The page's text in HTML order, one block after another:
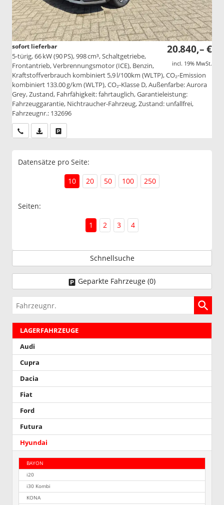
20.840,– €
incl. 19% MwSt.
sofort lieferbar
5-türig, 66 kW (90 PS), 998 cm³, Schaltgetriebe,
Frontantrieb, Verbrennungsmotor (ICE), Benzin,
Kraftstoffverbrauch kombiniert 5,9 l/100km (WLTP), CO₂-Emission
kombiniert 133.00 g/km (WLTP), CO₂-Klasse D, Außenfarbe: Aurora
Grey, Zustand, Fahrfähigkeit: fahrtauglich, Garantieleistung:
Fahrzeuggarantie, Nichtraucher-Fahrzeug, Zustand: unfallfrei,
Fahrzeugnr.: 132696
Wir rufen Sie anPDF-Datei, Fahrzeugexposé drucken
Datensätze pro Seite:
10
20 50 100 250
Seiten:
1
2 3 4
Schnellsuche
Geparkte Fahrzeuge (0)
Fahrzeugnr.
LAGERFAHRZEUGE
Audi
Cupra
Dacia
Fiat
Ford
Futura
Hyundai
BAYON
i20
i30 Kombi
KONA